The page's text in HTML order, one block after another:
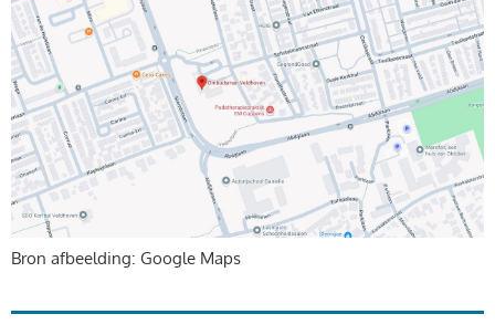
Bron afbeelding: Google Maps